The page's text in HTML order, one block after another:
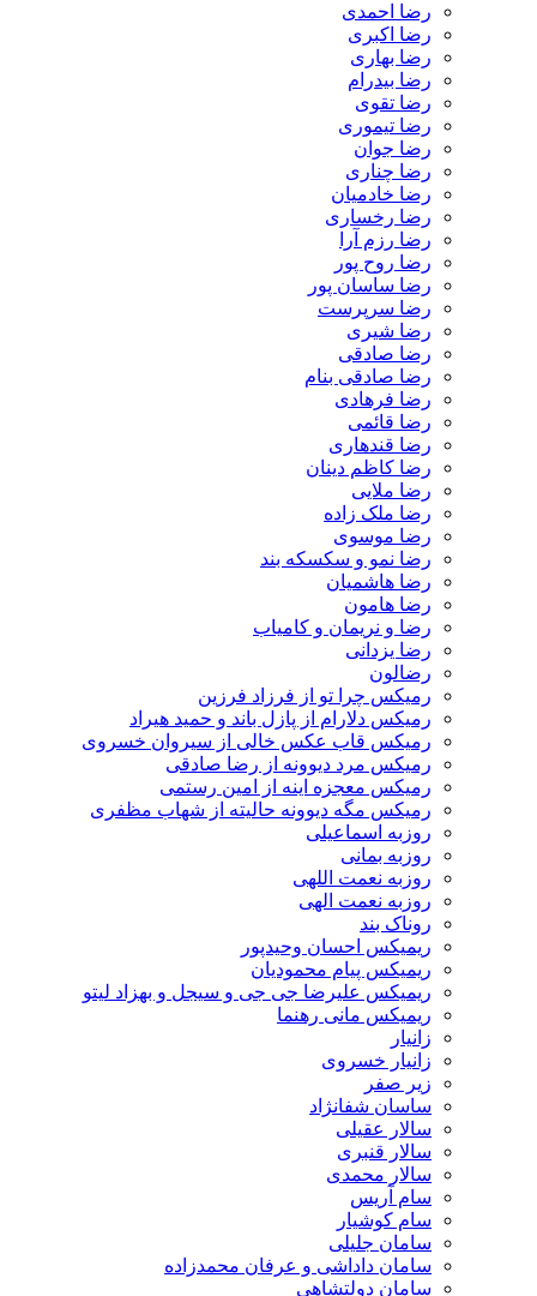
رضا احمدی
رضا اکبری
رضا بهاری
رضا بیدرام
رضا تقوی
رضا تیموری
رضا جوان
رضا چناری
رضا خادمیان
رضا رخساری
رضا رزم آرا
رضا روح پور
رضا ساسان پور
رضا سرپرست
رضا شیری
رضا صادقی
رضا صادقی بنام
رضا فرهادی
رضا قائمی
رضا قندهاری
رضا کاظم دینان
رضا ملایی
رضا ملک زاده
رضا موسوی
رضا نمو و سکسکه بند
رضا هاشمیان
رضا هامون
رضا و نریمان و کامیاب
رضا یزدانی
رضالون
رمیکس چرا تو از فرزاد فرزین
رمیکس دلارام از پازل باند و حمید هیراد
رمیکس قاب عکس خالی از سیروان خسروی
رمیکس مرد دیوونه از رضا صادقی
رمیکس معجزه اینه از امین رستمی
رمیکس مگه دیوونه حالیته از شهاب مظفری
روزبه اسماعیلی
روزبه بمانی
روزبه نعمت اللهی
روزبه نعمت الهی
روناک بند
ریمیکس احسان وحیدپور
ریمیکس پیام محمودیان
ریمیکس علیرضا جی جی و سیجل و بهزاد لیتو
ریمیکس مانی رهنما
زانیار
زانیار خسروی
زیر صفر
ساسان شفانژاد
سالار عقیلی
سالار قنبری
سالار محمدی
سام آریس
سام کوشیار
سامان جلیلی
سامان داداشی و عرفان محمدزاده
سامان دولتشاهی